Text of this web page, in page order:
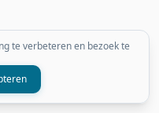
te verbeteren en bezoek te